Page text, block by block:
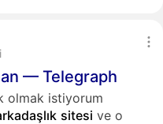
— Telegraph
olmak istiyorum
sitesi ve o